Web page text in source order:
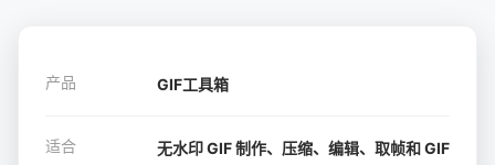
产品 GIF工具箱
适合
无水印 GIF 制作、压缩、编辑、取帧和 GIF